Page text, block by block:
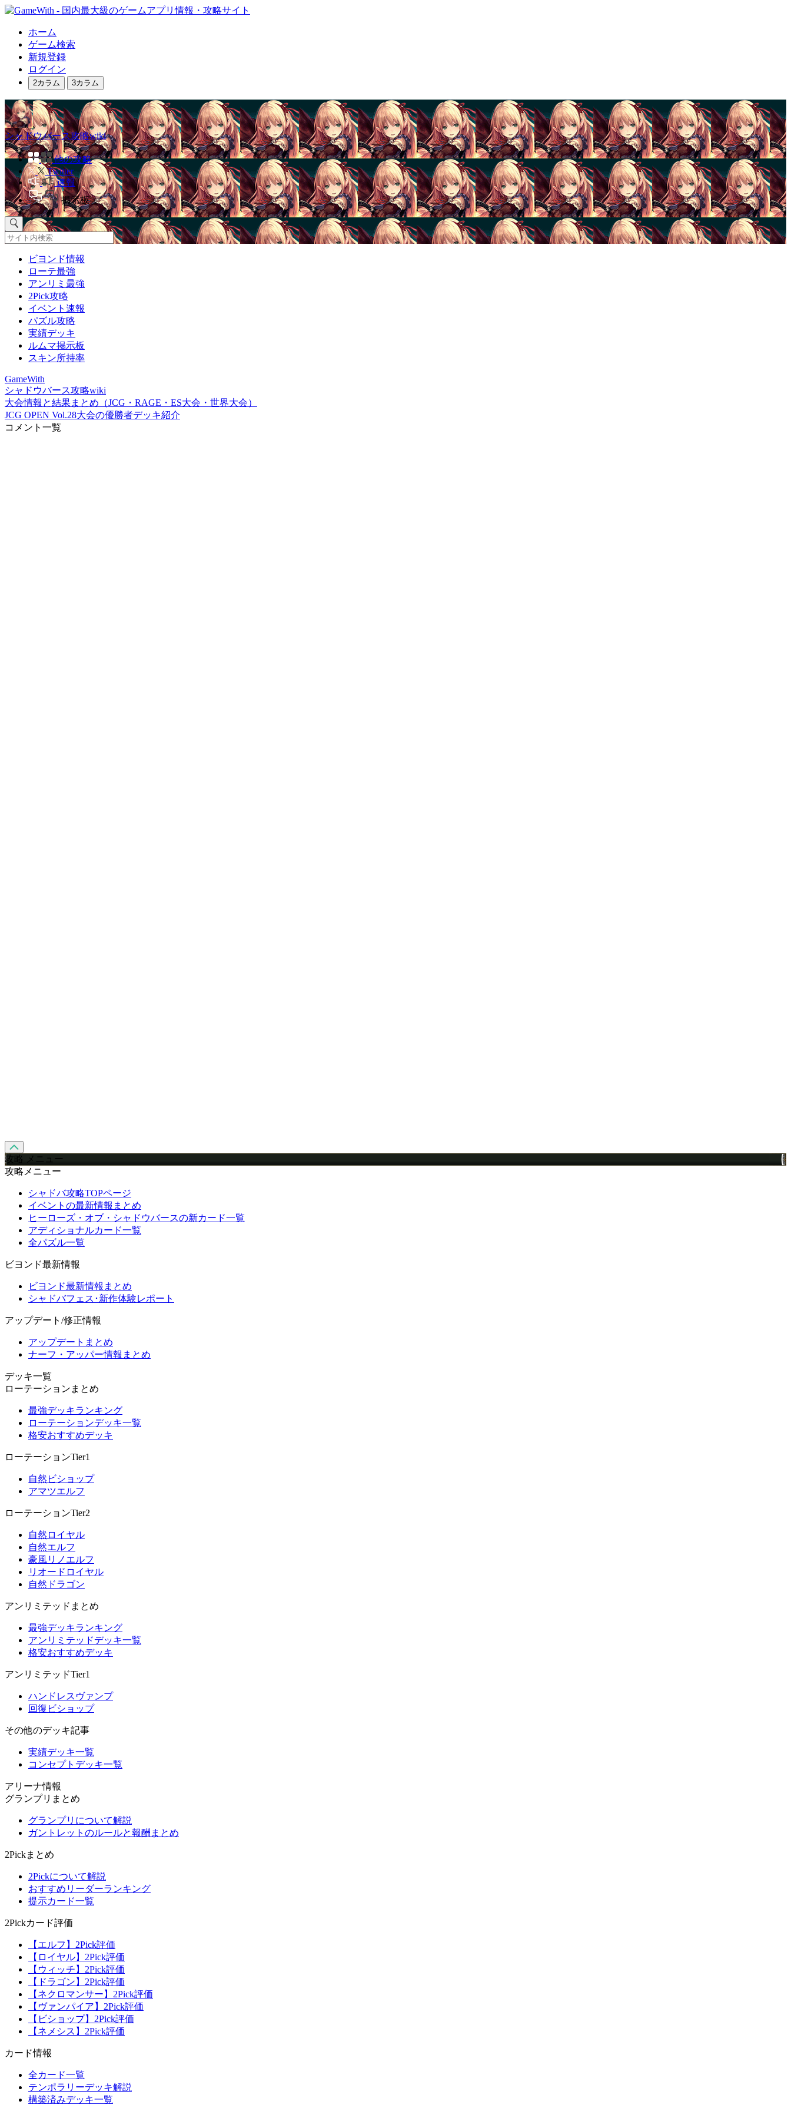
ホーム
ゲーム検索
新規登録
ログイン
2カラム 3カラム
シャドウバース攻略wiki
他の攻略
Twitter
速報
掲示板
ビヨンド情報
ローテ最強
アンリミ最強
2Pick攻略
イベント速報
パズル攻略
実績デッキ
ルムマ掲示板
スキン所持率
GameWith
シャドウバース攻略wiki
大会情報と結果まとめ（JCG・RAGE・ES大会・世界大会）
JCG OPEN Vol.28大会の優勝者デッキ紹介
コメント一覧
攻略 メニュー
攻略メニュー
シャドバ攻略TOPページ
イベントの最新情報まとめ
ヒーローズ・オブ・シャドウバースの新カード一覧
アディショナルカード一覧
全パズル一覧
ビヨンド最新情報
ビヨンド最新情報まとめ
シャドバフェス･新作体験レポート
アップデート/修正情報
アップデートまとめ
ナーフ・アッパー情報まとめ
デッキ一覧
ローテーションまとめ
最強デッキランキング
ローテーションデッキ一覧
格安おすすめデッキ
ローテーションTier1
自然ビショップ
アマツエルフ
ローテーションTier2
自然ロイヤル
自然エルフ
豪風リノエルフ
リオードロイヤル
自然ドラゴン
アンリミテッドまとめ
最強デッキランキング
アンリミテッドデッキ一覧
格安おすすめデッキ
アンリミテッドTier1
ハンドレスヴァンプ
回復ビショップ
その他のデッキ記事
実績デッキ一覧
コンセプトデッキ一覧
アリーナ情報
グランプリまとめ
グランプリについて解説
ガントレットのルールと報酬まとめ
2Pickまとめ
2Pickについて解説
おすすめリーダーランキング
提示カード一覧
2Pickカード評価
【エルフ】2Pick評価
【ロイヤル】2Pick評価
【ウィッチ】2Pick評価
【ドラゴン】2Pick評価
【ネクロマンサー】2Pick評価
【ヴァンパイア】2Pick評価
【ビショップ】2Pick評価
【ネメシス】2Pick評価
カード情報
全カード一覧
テンポラリーデッキ解説
構築済みデッキ一覧